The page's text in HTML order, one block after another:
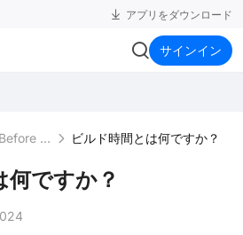
アプリをダウンロード
サインイン
Know Before Ordering ビルド時間とは何ですか？
何ですか？